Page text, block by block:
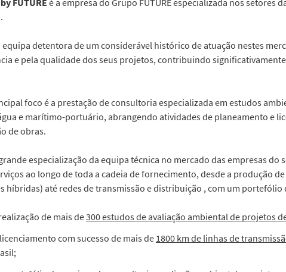
FUTURE é a empresa do Grupo FUTURE especializada nos setores
equipa detentora de um considerável histórico de atuação nestes
e pela qualidade dos seus projetos, contribuindo
foco é a prestação de consultoria especializada em estudos
e marítimo-portuário, abrangendo atividades de planeamento e
de obras.
especialização da equipa técnica no mercado das empresas do
ao longo de toda a cadeia de fornecimento, desde a produção
híbridas) até redes de transmissão e distribuição , com um portefólio
de mais de300 estudos de avaliação ambiental de projetos
com sucesso de mais de 1800 km de linhas de